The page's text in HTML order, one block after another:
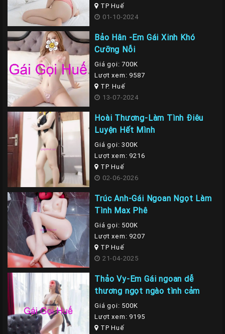
TP Huế
01-10-2024
Bảo Hân -Em Gái Xinh Khó
Cưỡng Nỗi
Giá gọi: 700K
Lượt xem: 9587
TP. Huế
13-07-2024
Hoài Thương-Làm Tình Điêu
Luyện Hết Mình
Giá gọi: 300K
Lượt xem: 9216
TP Huế
02-06-2026
Trúc Anh-Gái Ngoan Ngọt Làm
Tình Max Phê
Giá gọi: 500K
Lượt xem: 9207
TP Huế
21-04-2025
Thảo Vy-Em Gái ngoan dễ
thương ngọt ngào tình cảm
Giá gọi: 500K
Lượt xem: 9195
TP Huế